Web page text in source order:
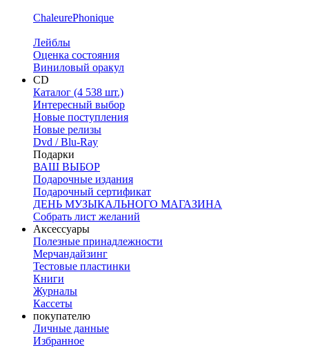
ChaleurePhonique
Лейблы
Оценка состояния
Виниловый оракул
CD
Каталог (4 538 шт.)
Интересный выбор
Новые поступления
Новые релизы
Dvd / Blu-Ray
Подарки
ВАШ ВЫБОР
Подарочные издания
Подарочный сертификат
ДЕНЬ МУЗЫКАЛЬНОГО МАГАЗИНА
Собрать лист желаний
Аксессуары
Полезные принадлежности
Мерчандайзинг
Тестовые пластинки
Книги
Журналы
Кассеты
покупателю
Личные данные
Избранное